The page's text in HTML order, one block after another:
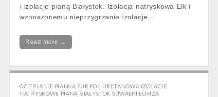
i izolacje pianą Białystok. Izolacja natryskowa Ełk i
wznoszonemu nieprzygrzanie izolacje…
Read more →
OCIEPLANIE PIANKĄ PUR POLIURETANOWĄ IZOLACJE
NATRYSKOWE PIANĄ BIAŁYSTOK SUWAŁKI ŁOMŻA